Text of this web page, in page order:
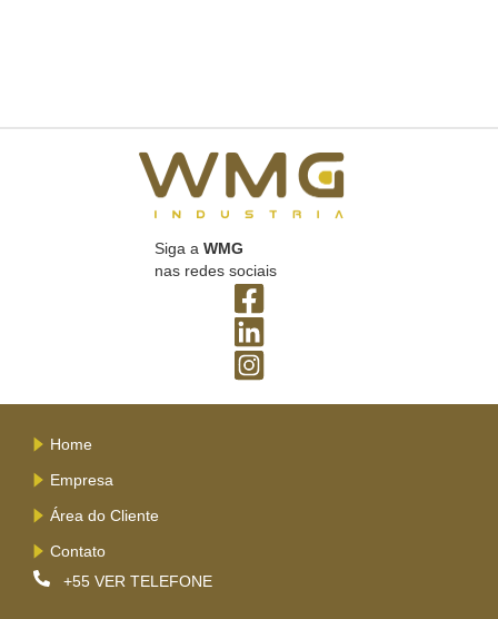
Siga a WMG
nas redes sociais
Home
Empresa
Área do Cliente
Contato
+55 VER TELEFONE